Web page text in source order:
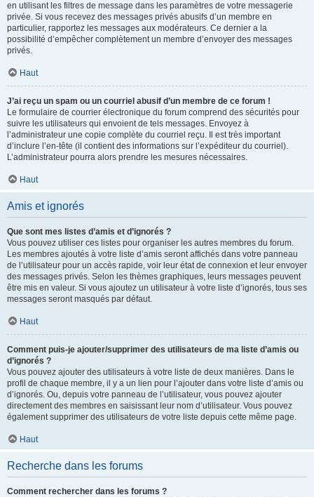
en utilisant les filtres de message dans les paramètres de votre messagerie
privée. Si vous recevez des messages privés abusifs d’un membre en
particulier, rapportez les messages aux modérateurs. Ce dernier a la
possibilité d’empêcher complètement un membre d’envoyer des messages
privés.
Haut
J’ai reçu un spam ou un courriel abusif d’un membre de ce forum !
Le formulaire de courrier électronique du forum comprend des sécurités pour
suivre les utilisateurs qui envoient de tels messages. Envoyez à
l’administrateur une copie complète du courriel reçu. Il est très important
d’inclure l’en-tête (il contient des informations sur l’expéditeur du courriel).
L’administrateur pourra alors prendre les mesures nécessaires.
Haut
Amis et ignorés
Que sont mes listes d’amis et d’ignorés ?
Vous pouvez utiliser ces listes pour organiser les autres membres du forum.
Les membres ajoutés à votre liste d’amis seront affichés dans votre panneau
de l’utilisateur pour un accès rapide, voir leur état de connexion et leur envoyer
des messages privés. Selon les thèmes graphiques, leurs messages peuvent
être mis en valeur. Si vous ajoutez un utilisateur à votre liste d’ignorés, tous ses
messages seront masqués par défaut.
Haut
Comment puis-je ajouter/supprimer des utilisateurs de ma liste d’amis ou
d’ignorés ?
Vous pouvez ajouter des utilisateurs à votre liste de deux manières. Dans le
profil de chaque membre, il y a un lien pour l’ajouter dans votre liste d’amis ou
d’ignorés. Ou, depuis votre panneau de l’utilisateur, vous pouvez ajouter
directement des membres en saisissant leur nom d’utilisateur. Vous pouvez
également supprimer des utilisateurs de votre liste depuis cette même page.
Haut
Recherche dans les forums
Comment rechercher dans les forums ?